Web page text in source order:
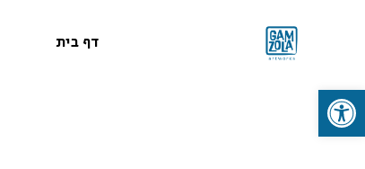
פתח סרגל נגישות
דף בית